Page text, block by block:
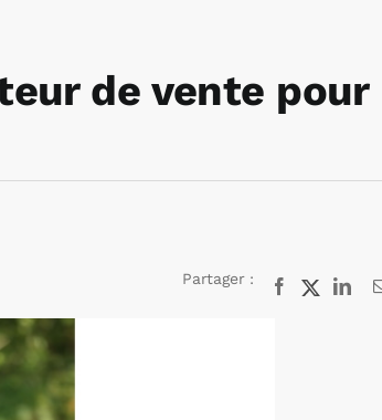
de vente pour
Partager : Facebook
X